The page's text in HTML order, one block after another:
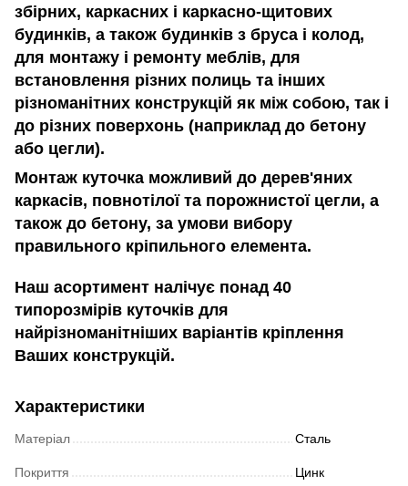
збірних, каркасних і каркасно-щитових
будинків, а також будинків з бруса і колод,
для монтажу і ремонту меблів, для
встановлення різних полиць та інших
різноманітних конструкцій як між собою, так і
до різних поверхонь (наприклад до бетону
або цегли).
Монтаж куточка можливий до дерев'яних
каркасів, повнотілої та порожнистої цегли, а
також до бетону, за умови вибору
правильного кріпильного елемента.
Наш асортимент налічує понад 40
типорозмірів куточків для
найрізноманітніших варіантів кріплення
Ваших конструкцій.
Характеристики
Матеріал Сталь
Покриття Цинк